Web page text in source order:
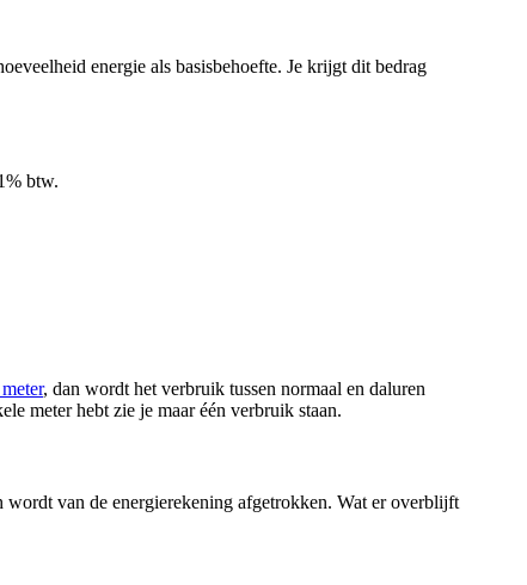
energie als basisbehoefte. Je krijgt dit bedrag
btw.
, dan wordt het verbruik tussen normaal en daluren
meter hebt zie je maar één verbruik staan.
wordt van de energierekening afgetrokken. Wat er overblijft